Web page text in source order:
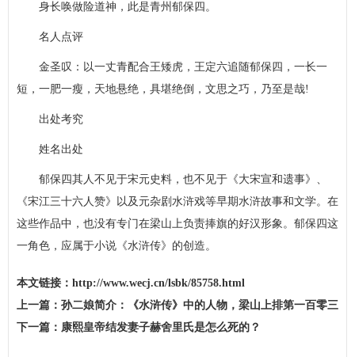
身长唤做险道神，此是青州郁保四。
名人点评
金圣叹：以一丈青配合王矮虎，王定六追随郁保四，一长一
短，一肥一瘦，天地悬绝，具堪绝倒，文思之巧，乃至是哉!
出处考究
姓名出处
郁保四其人不见于宋元史料，也不见于《大宋宣和遗事》、
《宋江三十六人赞》以及元杂剧水浒戏等早期水浒故事和文学。在
这些作品中，也没有专门在梁山上负责捧旗的好汉形象。郁保四这
一角色，应属于小说《水浒传》的创造。
本文链接： http://www.wecj.cn/lsbk/85758.html
上一篇： 孙二娘简介：《水浒传》中的人物，梁山上排第一百零三
位
下一篇： 康熙皇帝结发妻子赫舍里氏是怎么死的？